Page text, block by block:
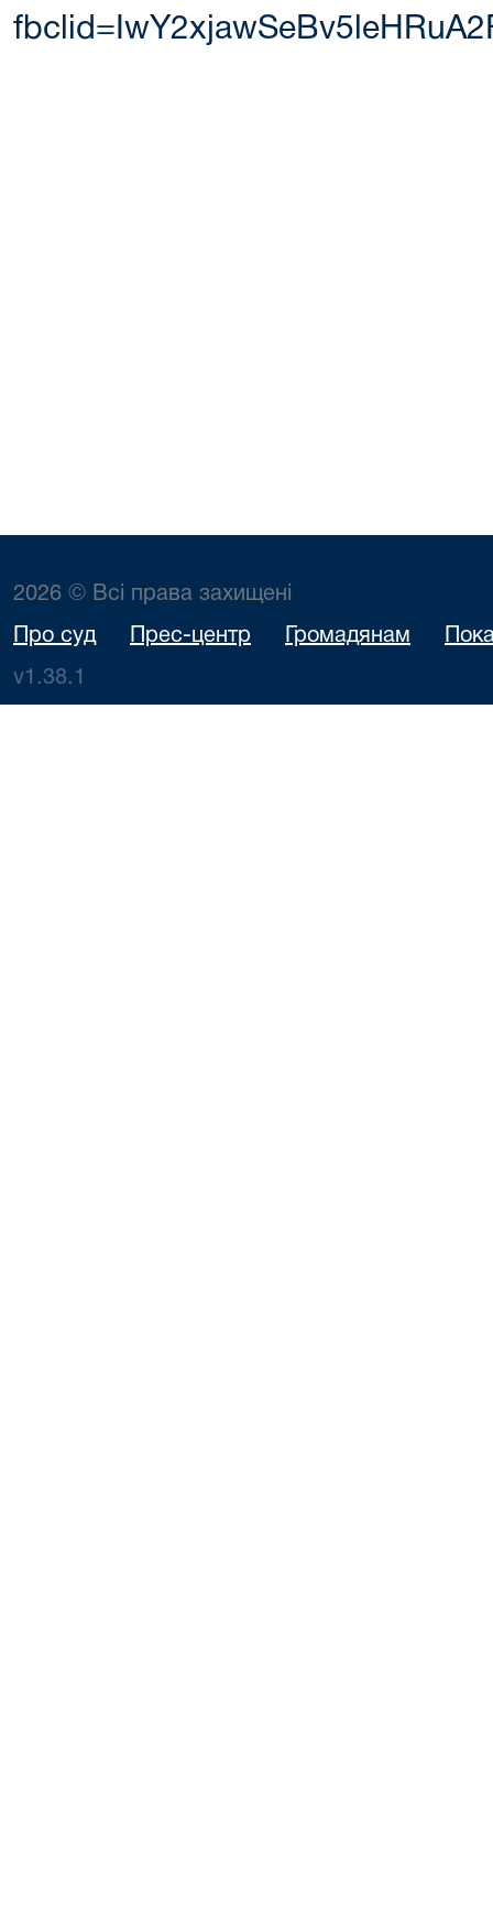
2026 © Всі права захищені
Про суд Прес-центр Громадянам
v1.38.1